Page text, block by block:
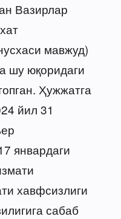
Вазирлар
мавжуд)
шу юқоридаги
Ҳужжатга
йил 31
январдаги
хавфсизлиги
сабаб